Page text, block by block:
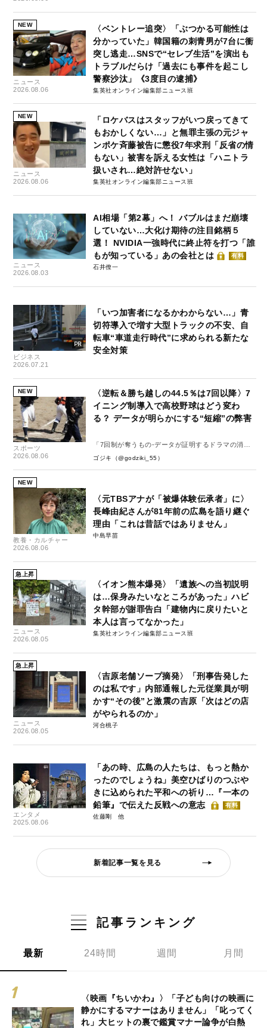
NEW
ニュース
2026.08.06
〈ベントレー追突〉「ぶつかる可能性は
分かっていた」韓国籍の刺青男が7台に衝
突し逃走…SNSで“セレブ生活”を演出も
トラブルだらけ「過去にも事件を起こし
警察沙汰」《3度目の逮捕》
集英社オンライン編集部ニュース班
NEW
ニュース
2026.08.06
「ロケバスはスタッフがいつ戻ってきて
もおかしくない…」と無罪主張の元ジャ
ンポケ斉藤被告に懲役7年求刑「反省の情
もない」被害を訴える女性は「ハニトラ
扱いされ…絶対許せない」
集英社オンライン編集部ニュース班
ニュース
2026.08.03
AI相場「第2幕」へ！ バブルはまだ崩壊
していない…大化け期待の注目銘柄５
選！ NVIDIA一強時代に終止符を打つ「誰
もが知っている」あの会社とは
有料
石井僚一
ビジネス
2026.07.21
「いつ加害者になるかわからない…」青
切符導入で増す大型トラックの不安、自
転車“車道走行時代”に求められる新たな
安全対策
NEW
スポーツ
2026.08.06
〈逆転＆勝ち越しの44.5％は7回以降〉7
イニング制導入で高校野球はどう変わ
る？ データが明らかにする“短縮”の弊害
「7回制が奪うもの-データが証明するドラマの消
失-」
ゴジキ（@godziki_55）
NEW
教養・カルチャー
2026.08.06
〈元TBSアナが「被爆体験伝承者」に〉
長峰由紀さんが81年前の広島を語り継ぐ
理由「これは昔話ではありません」
中島早苗
急上昇
ニュース
2026.08.05
〈イオン熊本爆発〉「遺族への当初説明
は…保身みたいなところがあった」ハビ
タ幹部が謝罪告白「建物内に戻りたいと
本人は言ってなかった」
集英社オンライン編集部ニュース班
急上昇
ニュース
2026.08.05
〈吉原老舗ソープ摘発〉「刑事告発した
のは私です」内部通報した元従業員が明
かす“その後”と激震の吉原「次はどの店
がやられるのか」
河合桃子
エンタメ
2025.08.06
「あの時、広島の人たちは、もっと熱か
ったのでしょうね」美空ひばりのつぶや
きに込められた平和への祈り…『一本の
鉛筆』で伝えた反戦への意志
有料
佐藤剛
新着記事一覧を見る
記事ランキング
最新 24時間 週間 月間
〈映画『ちいかわ』〉「子ども向けの映画に
静かにするマナーはありません」「叱ってく
れ」大ヒットの裏で鑑賞マナー論争が白熱